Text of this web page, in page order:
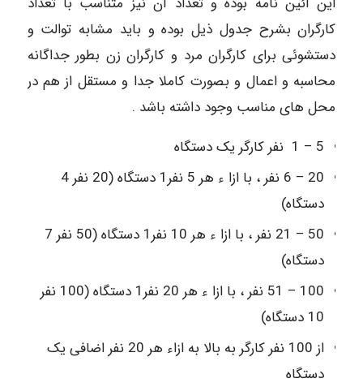
کارگران بشرح جدول ذیل بوده و باید مشابه توالت و
دستشوئی برای کارگران مرد و کارگران زن بطور جداگانه
محاسبه و اعمال و بصورت کاملا جدا و مستقل از هم در
محل های مناسب وجود داشته باشد .
5 – 1 نفر کارگر یک دستگاه
20 – 6 نفر ، با ازا ء هر 5 نفر1 دستگاه (20 نفر 4
دستگاه)
50 – 21 نفر ، با ازا ء هر 10 نفر1 دستگاه (50 نفر 7
دستگاه)
100 – 51 نفر ، با ازا ء هر 20 نفر1 دستگاه (100 نفر
10 دستگاه)
از 100 نفر کارگر به بالا به ازاء هر 20 نفر اضافی یک
دستگاه